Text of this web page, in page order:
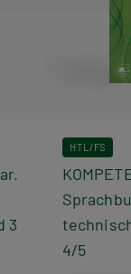
3
HTL/FS
4/5